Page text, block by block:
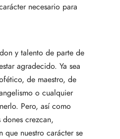
necesario para
y talento de parte de
agradecido. Ya sea
de maestro, de
o cualquier
Pero, así como
dones crezcan,
que nuestro carácter se